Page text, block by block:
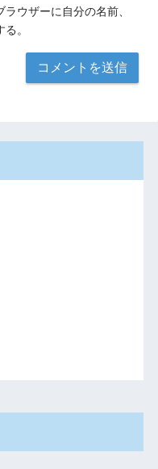
ウザーに自分の名前、
。